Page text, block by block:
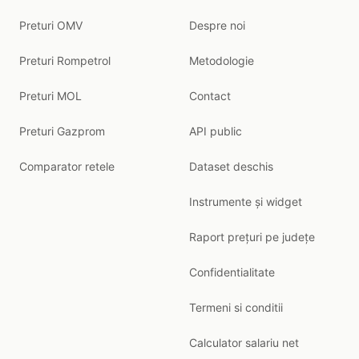
Preturi OMV
Preturi Rompetrol
Preturi MOL
Preturi Gazprom
Comparator retele
Despre noi
Metodologie
Contact
API public
Dataset deschis
Instrumente și widget
Raport prețuri pe județe
Confidentialitate
Termeni si conditii
Calculator salariu net